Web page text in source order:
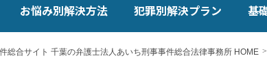
お悩み別解決方法 犯罪別解決プラン 基
総合サイト 千葉の弁護士法人あいち刑事事件総合法律事務所 HOME